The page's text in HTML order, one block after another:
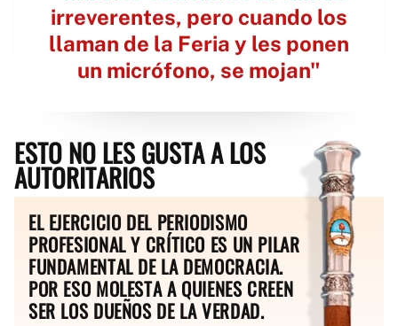
irreverentes, pero cuando los
llaman de la Feria y les ponen
un micrófono, se mojan"
ESTO NO LES GUSTA A LOS
AUTORITARIOS
EL EJERCICIO DEL PERIODISMO
PROFESIONAL Y CRÍTICO ES UN PILAR
FUNDAMENTAL DE LA DEMOCRACIA.
POR ESO MOLESTA A QUIENES CREEN
SER LOS DUEÑOS DE LA VERDAD.